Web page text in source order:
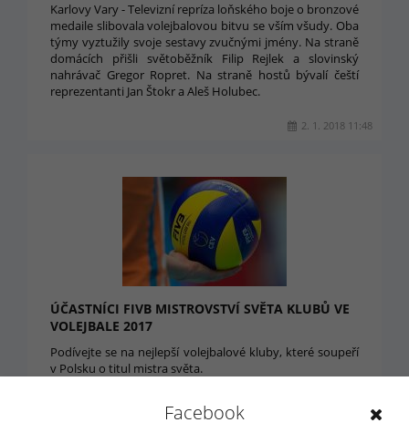
Karlovy Vary - Televizní repríza loňského boje o bronzové
medaile slibovala volejbalovou bitvu se vším všudy. Oba
týmy vyztužily svoje sestavy zvučnými jmény. Na straně
domácích přišli světoběžník Filip Rejlek a slovinský
nahrávač Gregor Ropret. Na straně hostů bývalí čeští
reprezentanti Jan Štokr a Aleš Holubec.
2. 1. 2018 11:48
ÚČASTNÍCI FIVB MISTROVSTVÍ SVĚTA KLUBŮ VE
VOLEJBALE 2017
Podívejte se na nejlepší volejbalové kluby, které soupeří
v Polsku o titul mistra světa.
Facebook